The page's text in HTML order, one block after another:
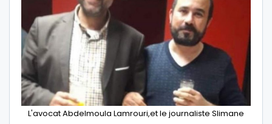
L'avocat Abdelmoula Lamrouri,et le journaliste Slimane